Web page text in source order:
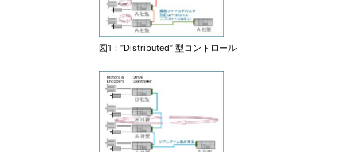
図1：“Distributed” 型コントロール